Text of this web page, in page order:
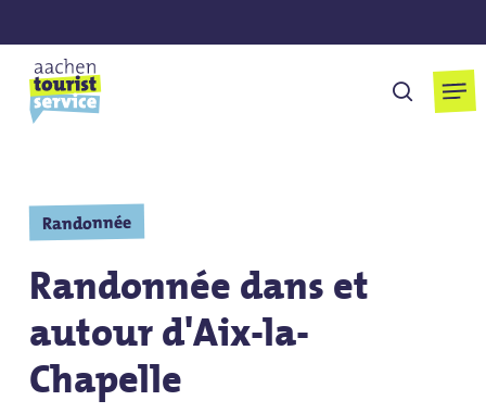
to
main
content
Randonnée
Randonnée dans et
autour d'Aix-la-
Chapelle